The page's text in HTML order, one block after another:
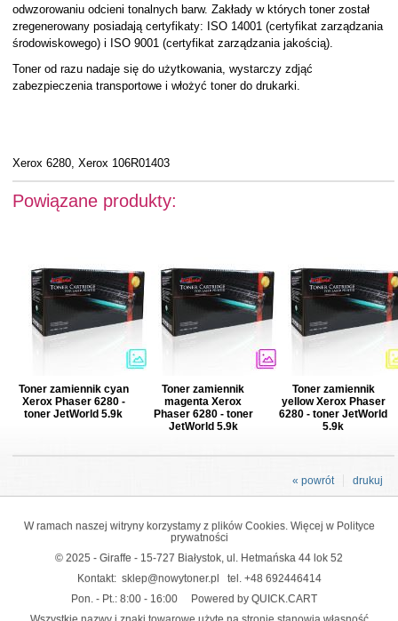
odwzorowaniu odcieni tonalnych barw. Zakłady w których toner został
zregenerowany posiadają certyfikaty: ISO 14001 (certyfikat zarządzania
środowiskowego) i ISO 9001 (certyfikat zarządzania jakością).
Toner od razu nadaje się do użytkowania, wystarczy zdjąć
zabezpieczenia transportowe i włożyć toner do drukarki.
Xerox 6280, Xerox 106R01403
Powiązane produkty:
Toner zamiennik cyan
Xerox Phaser 6280 -
toner JetWorld 5.9k
Toner zamiennik
magenta Xerox
Phaser 6280 - toner
JetWorld 5.9k
Toner zamiennik
yellow Xerox Phaser
6280 - toner JetWorld
5.9k
drukuj
« powrót
W ramach naszej witryny korzystamy z plików Cookies. Więcej w Polityce
prywatności
© 2025 - Giraffe - 15-727 Białystok, ul. Hetmańska 44 lok 52
Kontakt: sklep@nowytoner.pl tel. +48 692446414
Pon. - Pt.: 8:00 - 16:00
Powered by QUICK.CART